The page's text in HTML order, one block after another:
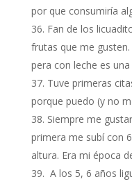
por que consumiría
Fan de los
frutas que me
pera con leche es una
Tuve primeras
porque puedo (y no
Siempre me
primera me subí con
altura. Era mi época
A los 5, 6 años